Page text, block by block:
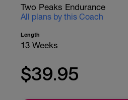
Two Peaks Endurance
All plans by this Coach
Length
13 Weeks
$39.95